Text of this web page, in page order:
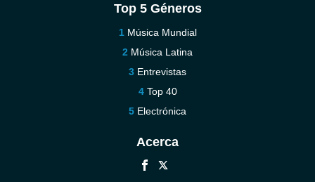
Top 5 Géneros
Música Mundial
Música Latina
Entrevistas
Top 40
Electrónica
Acerca